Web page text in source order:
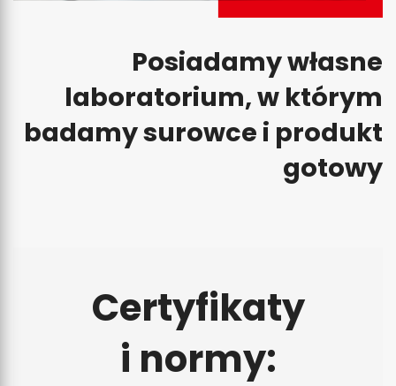
Posiadamy własne
laboratorium, w którym
badamy surowce i produkt
gotowy
Certyfikaty
i normy: